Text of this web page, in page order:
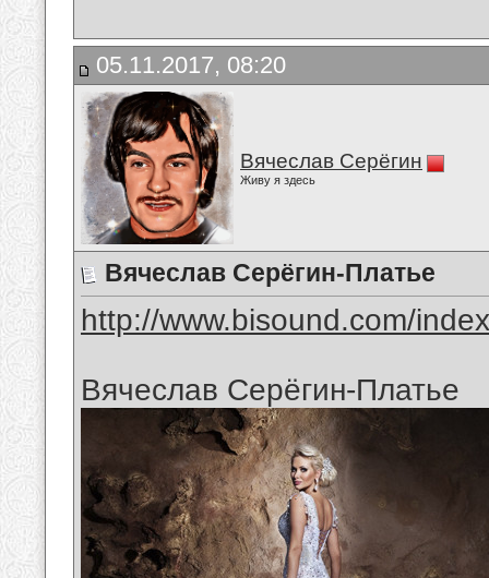
05.11.2017, 08:20
Вячеслав Серёгин
Живу я здесь
Вячеслав Серёгин-Платье
http://www.bisound.com/
Вячеслав Серёгин-Платье